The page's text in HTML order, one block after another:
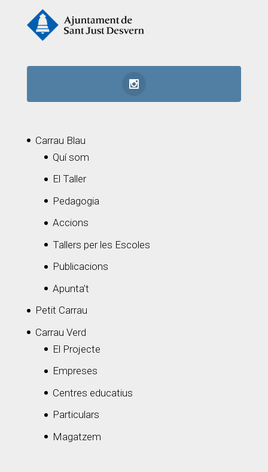
Carrau Blau
Quí som
El Taller
Pedagogia
Accions
Tallers per les Escoles
Publicacions
Apunta’t
Petit Carrau
Carrau Verd
El Projecte
Empreses
Centres educatius
Particulars
Magatzem